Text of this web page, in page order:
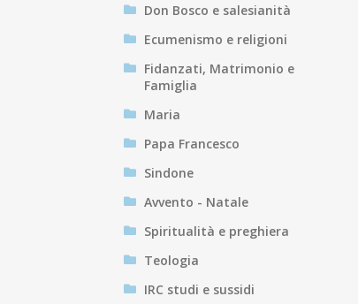
Don Bosco e salesianità
Ecumenismo e religioni
Fidanzati, Matrimonio e
Famiglia
Maria
Papa Francesco
Sindone
Avvento - Natale
Spiritualità e preghiera
Teologia
IRC studi e sussidi